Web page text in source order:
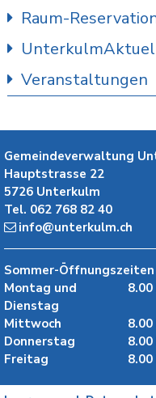
Raum-
Veranstaltungen
Gemeindeverwaltung
Hauptstrasse 22
5726 Unterkulm
Tel. 062 768 82 40
info@unterkulm.ch
Sommer-Öffnungszeiten
Montag und
Dienstag
Mittwoch
Donnerstag
Freitag